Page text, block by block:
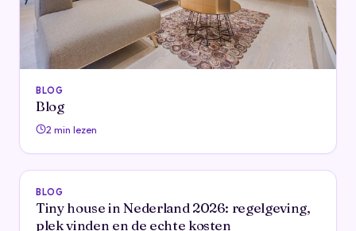
BLOG
Blog
2 min lezen
BLOG
Tiny house in Nederland 2026: regelgeving,
plek vinden en de echte kosten